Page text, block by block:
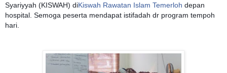
Syariyyah (KISWAH) diKiswah Rawatan Islam Temerloh depan
hospital. Semoga peserta mendapat istifadah dr program tempoh
hari.